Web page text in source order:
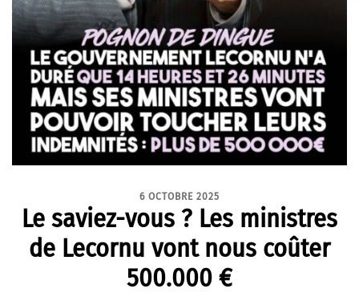
6 OCTOBRE 2025
Le saviez-vous ? Les ministres
de Lecornu vont nous coûter
500.000 €